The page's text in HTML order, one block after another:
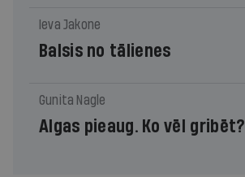
Ieva Jakone
Balsis no tālienes
Gunita Nagle
Algas pieaug. Ko vēl gribēt?